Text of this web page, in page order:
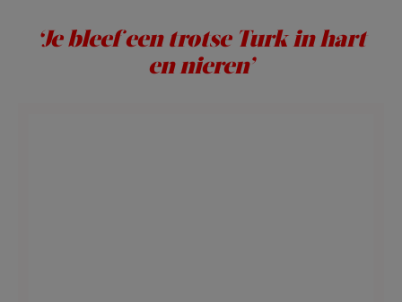
‘Je bleef een trotse Turk in hart
en nieren’